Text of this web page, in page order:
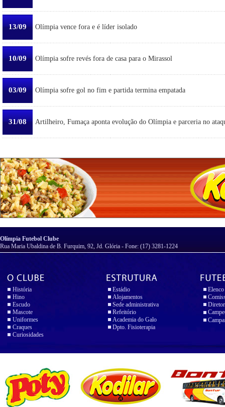
13/09 Olímpia vence fora e é líder isolado
10/09 Olímpia sofre revés fora de casa para o Mirassol
03/09 Olímpia sofre gol no fim e partida termina empatada
31/08 Artilheiro, Fumaça aponta evolução do Olímpia e parceria no
Olímpia Futebol Clube
Rua Maria Ubaldina de B. Furquim, 92, Jd. Glória - Fone: (17) 3281-1224
História
Hino
Escudo
Mascote
Uniformes
Craques
Curiosidades
Estádio
Alojamentos
Sede administrativa
Refeitório
Academia do Galo
Dpto. Fisioterapia
Elenco